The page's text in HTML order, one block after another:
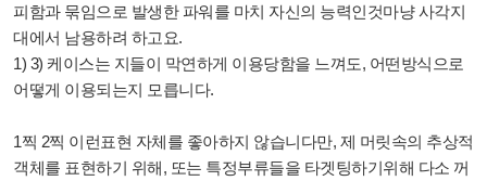
피함과 묶임으로 발생한파워를 마치 자신의 능력인것마냥사각지
대에서 남용하려 하고요.
1) 3) 케이스는 지들이 막연하게 이용당함을 느껴도, 어떤방식으로
어떻게 이용되는지 모릅니다.
1찍 2찍 이런표현 자체를 좋아하지 않습니다만, 제 머릿속의 추상적
객체를 표현하기 위해, 또는 특정부류들을 타겟팅하기위해 다소 꺼